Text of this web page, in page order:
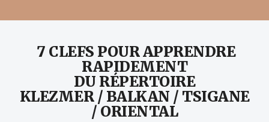
7 CLEFS POUR APPRENDRE
RAPIDEMENT
DU RÉPERTOIRE
KLEZMER / BALKAN / TSIGANE
/ ORIENTAL